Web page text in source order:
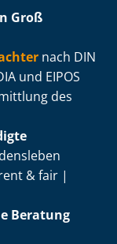
Groß
nach DIN
und EIPOS
des
& fair |
Beratung